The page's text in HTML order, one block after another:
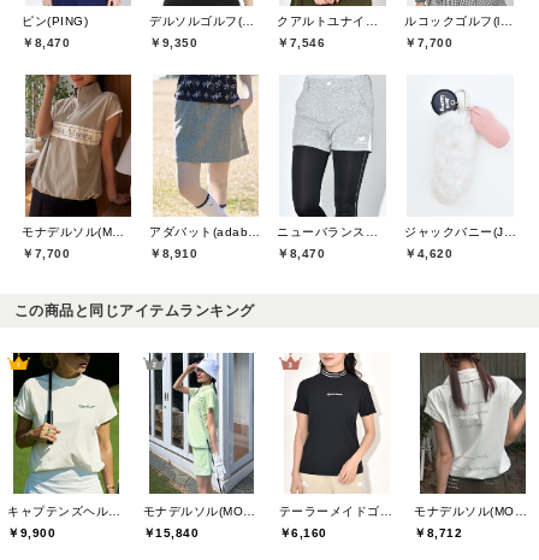
ピン(PING)
￥8,470
￥9,350
￥7,546
￥7,700
￥7,700
￥8,910
￥8,470
￥4,620
この商品と同じアイテムランキング
￥9,900
￥15,840
￥6,160
￥8,712